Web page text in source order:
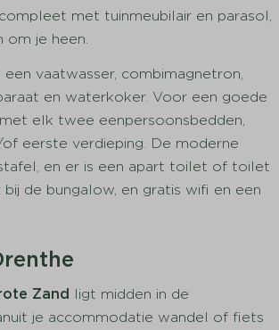
Buiten
Aantal parkeerplaatsen bij de
vakantiewoning : 1
Terras
Parasol
Tuinmeubilair
met tuinmeubilair en parasol,
om je heen.
vaatwasser, combimagnetron,
en waterkoker. Voor een goede
elk twee eenpersoonsbedden,
eerste verdieping. De moderne
en er is een apart toilet of toilet
de bungalow, en gratis wifi en een
Zand ligt midden in de
je accommodatie wandel of fiets